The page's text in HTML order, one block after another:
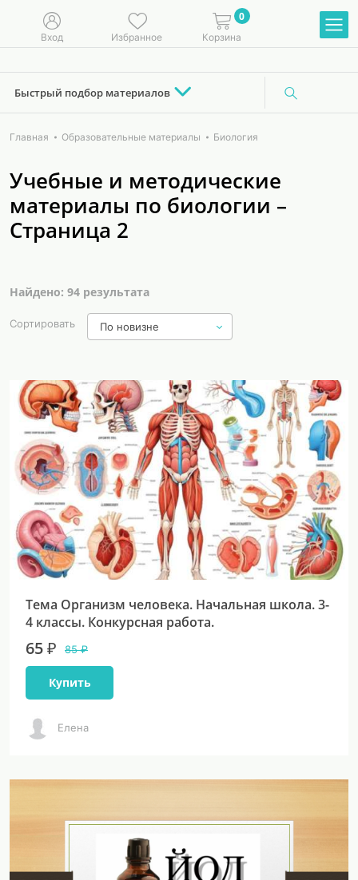
Вход Избранное
0
Корзина
Быстрый подбор материалов
Главная Образовательные материалы Биология
Учебные и методические
материалы по биологии –
Страница 2
Найдено: 94 результата
Сортировать По новизне
Тема Организм человека. Начальная школа. 3-
4 классы. Конкурсная работа.
65 ₽ 85 ₽
Купить
Елена